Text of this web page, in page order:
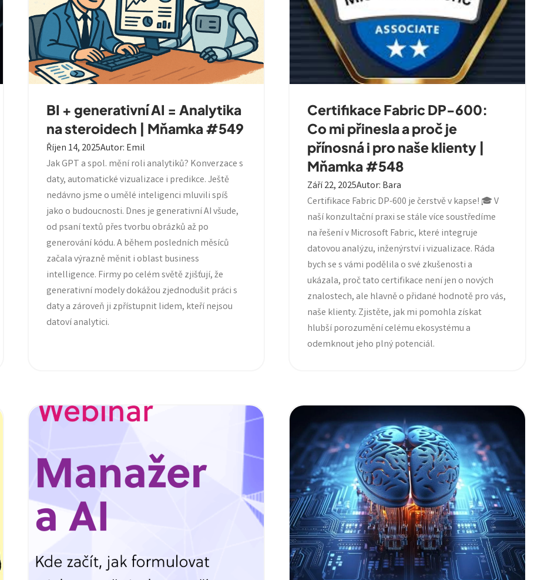
BI + generativní AI = Analytika
na steroidech | Mňamka #549
Říjen 14, 2025Autor: Emil
Jak GPT a spol. mění roli analytiků? Konverzace s
daty, automatické vizualizace i predikce. Ještě
nedávno jsme o umělé inteligenci mluvili spíš
jako o budoucnosti. Dnes je generativní AI všude,
od psaní textů přes tvorbu obrázků až po
generování kódu. A během posledních měsíců
začala výrazně měnit i oblast business
intelligence. Firmy po celém světě zjišťují, že
generativní modely dokážou zjednodušit práci s
daty a zároveň ji zpřístupnit lidem, kteří nejsou
datoví analytici.
Certifikace Fabric DP-600:
Co mi přinesla a proč je
přínosná i pro naše klienty |
Mňamka #548
Září 22, 2025Autor: Bara
Certifikace Fabric DP-600 je čerstvě v kapse! 🎓 V
naší konzultační praxi se stále více soustředíme
na řešení v Microsoft Fabric, které integruje
datovou analýzu, inženýrství i vizualizace. Ráda
bych se s vámi podělila o své zkušenosti a
ukázala, proč tato certifikace není jen o nových
znalostech, ale hlavně o přidané hodnotě pro vás,
naše klienty. Zjistěte, jak mi pomohla získat
hlubší porozumění celému ekosystému a
odemknout jeho plný potenciál.